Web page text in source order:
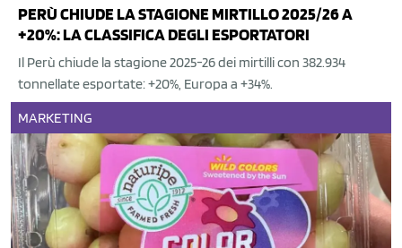
PERÙ CHIUDE LA STAGIONE MIRTILLO 2025/26 A
+20%: LA CLASSIFICA DEGLI ESPORTATORI
Il Perù chiude la stagione 2025-26 dei mirtilli con 382.934
tonnellate esportate: +20%, Europa a +34%.
MARKETING